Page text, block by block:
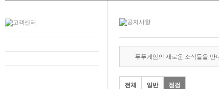
푸푸게임의 새로운 소식들을 만
전체 일반 점검